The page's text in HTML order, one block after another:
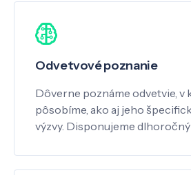
Odvetvové poznanie
Dôverne poznáme odvetvie, v
pôsobíme, ako aj jeho
výzvy. Disponujeme